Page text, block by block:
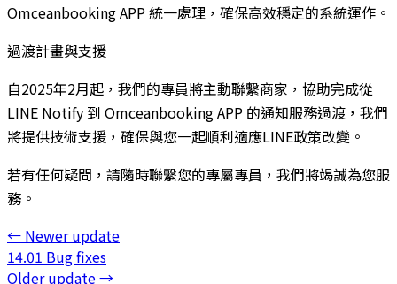
Omceanbooking APP 統一處理，確保高效穩定的系統運作。
過渡計畫與支援
自2025年2月起，我們的專員將主動聯繫商家，協助完成從
LINE Notify 到 Omceanbooking APP 的通知服務過渡，我們
將提供技術支援，確保與您一起順利適應LINE政策改變。
若有任何疑問，請隨時聯繫您的專屬專員，我們將竭誠為您服
務。
← Newer update
14.01 Bug fixes
Older update→